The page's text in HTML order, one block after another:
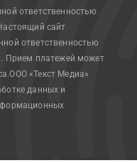
ответственностью
сайт
ответственностью
Прием платежей может
ООО «Текст Медиа»
данных и